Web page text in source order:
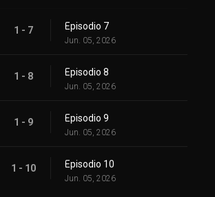
1 - 7 Episodio 7
Jun. 05, 2026
1 - 8 Episodio 8
Jun. 05, 2026
1 - 9 Episodio 9
Jun. 05, 2026
1 - 10 Episodio 10
Jun. 05, 2026